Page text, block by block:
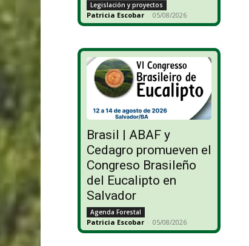
Legislación y proyectos
Patricia Escobar - 05/08/2026
Brasil | ABAF y
Cedagro promueven el
Congreso Brasileño
del Eucalipto en
Salvador
Agenda Forestal
Patricia Escobar - 05/08/2026